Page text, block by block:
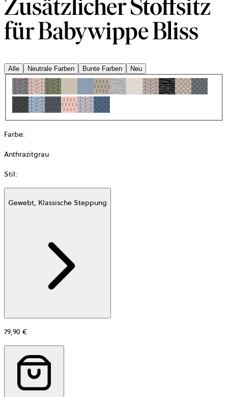
Zusätzlicher Stoffsitz
für Babywippe Bliss
Alle Neutrale Farben Bunte Farben Neu
Farbe:
Anthrazitgrau
Stil:
Gewebt, Klassische Steppung
79,90 €